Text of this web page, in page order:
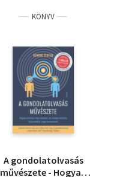
KÖNYV
A gondolatolvasás
művészete - Hogyan